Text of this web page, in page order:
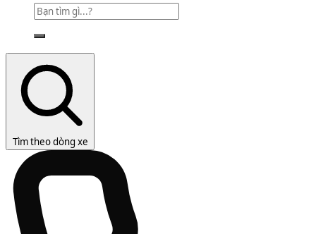
Tìm theo dòng xe